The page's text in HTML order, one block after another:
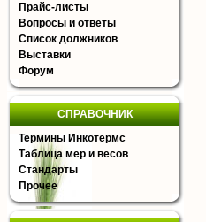
Прайс-листы
Вопросы и ответы
Список должников
Выставки
Форум
СПРАВОЧНИК
Термины Инкотермс
Таблица мер и весов
Стандарты
Прочее